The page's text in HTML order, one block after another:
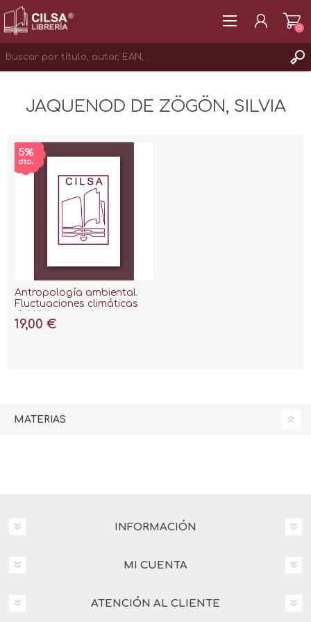
INICIAR SESIÓN
(0)
JAQUENOD DE ZÖGÖN, SILVIA
Antropología ambiental.
Fluctuaciones climáticas
Antropoceno
19,00 €
MATERIAS
INFORMACIÓN
MI CUENTA
ATENCIÓN AL CLIENTE